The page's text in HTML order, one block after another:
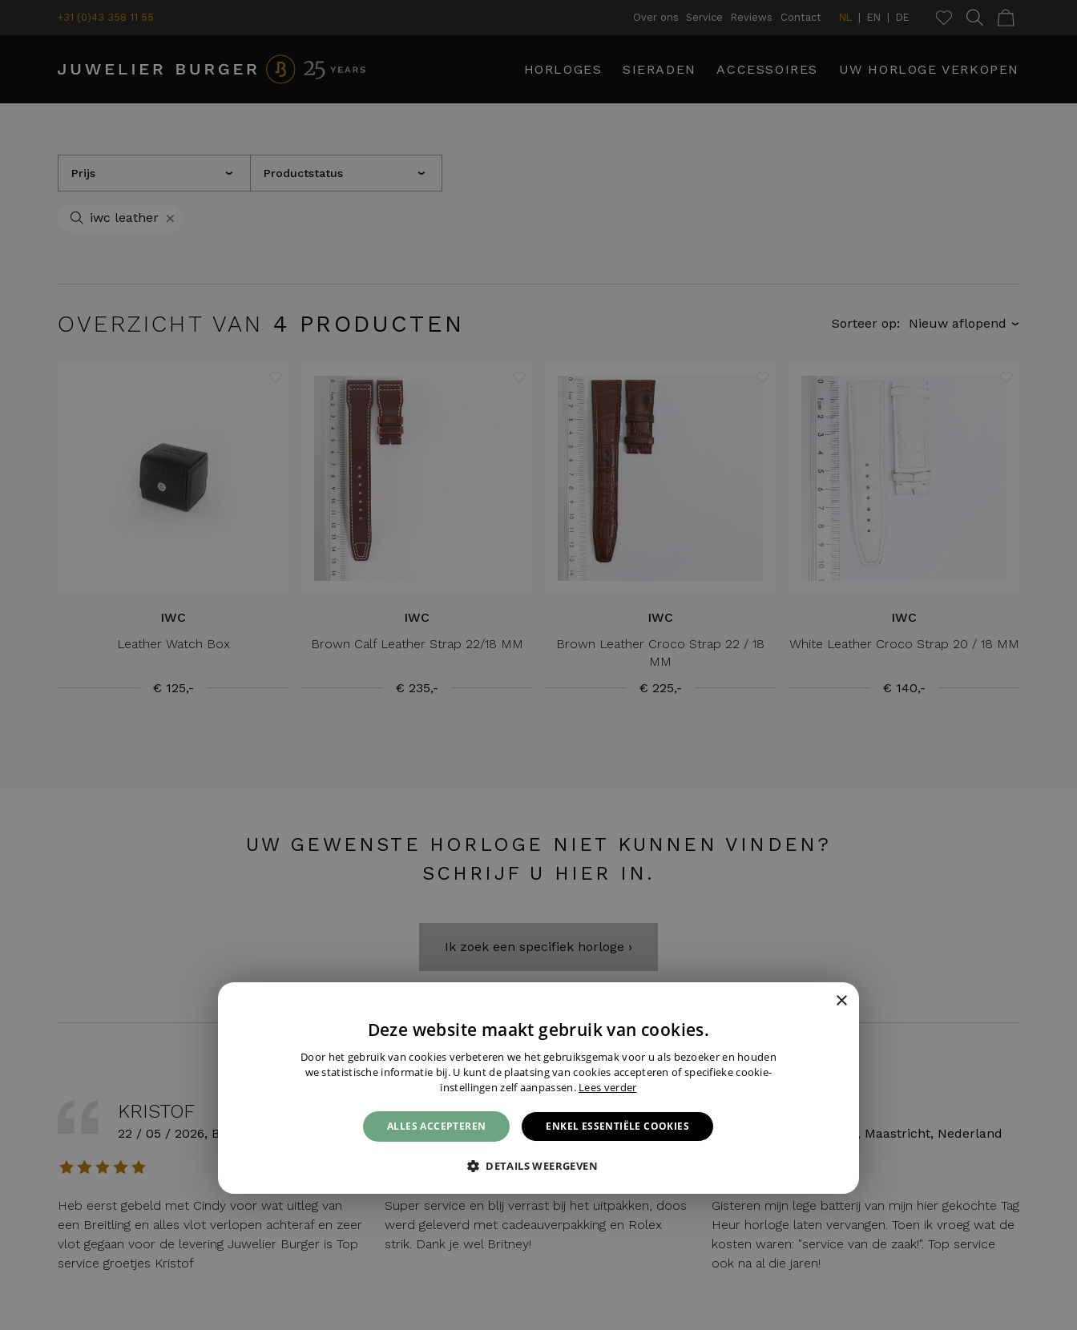
+31 (0)43 358 11 55 Over ons Service Reviews Contact NL EN DE
HORLOGES SIERADEN ACCESSOIRES UW HORLOGE VERKOPEN
Prijs › Productstatus ›
iwc leather +
OVERZICHT VAN 4 PRODUCTEN Sorteer op: ›
IWC
Leather Watch Box
€ 125,-
IWC
Brown Calf Leather Strap 22/18 MM
€ 235,-
IWC
Brown Leather Croco Strap 22 / 18
MM
€ 225,-
IWC
White Leather Croco Strap 20 / 18 MM
€ 140,-
UW GEWENSTE HORLOGE NIET KUNNEN VINDEN?
SCHRIJF U HIER IN.
Ik zoek een specifiek horloge ›
KRISTOF
22 / 05 / 2026, Belgie
Heb eerst gebeld met Cindy voor wat uitleg van
een Breitling en alles vlot verlopen achteraf en zeer
vlot gegaan voor de levering Juwelier Burger is Top
service groetjes Kristof
BEERS
07 / 05 / 2026, Schagen, Nederland
Super service en blij verrast bij het uitpakken, doos
werd geleverd met cadeauverpakking en Rolex
strik. Dank je wel Britney!
12 / 04 / 2026, Maastricht, Nederland
Gisteren mijn lege batterij van mijn hier gekochte Tag
Heur horloge laten vervangen. Toen ik vroeg wat de
kosten waren: "service van de zaak!". Top service
ook na al die jaren!
×
Deze website maakt gebruik van cookies.
Door het gebruik van cookies verbeteren we het gebruiksgemak voor u als bezoeker en houden
we statistische informatie bij. U kunt de plaatsing van cookies accepteren of specifieke cookie-
instellingen zelf aanpassen. Lees verder
ALLES ACCEPTEREN ENKEL ESSENTIËLE COOKIES
DETAILS WEERGEVEN